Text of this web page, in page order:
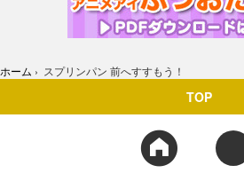
ホーム › スプリンパン 前へすすもう！
TOP